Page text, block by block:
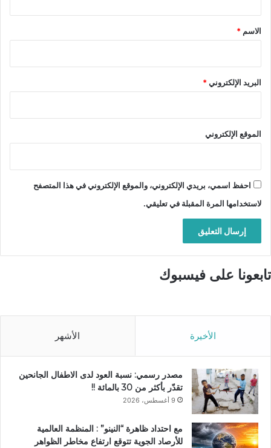
*
الاسم *
البريد الإلكتروني*
الموقع الإلكتروني
احفظ اسمي، بريدي الإلكتروني، والموقع الإلكتروني في هذا المتصفح
لاستخدامها المرة المقبلة في تعليقي.
تابعونا على فيسبوك
الأخيرة الأشهر
مصدر رسمي: نسبة العود لدى الاطفال الجانحين
تقدّر بأكثر من 30 بالمائة !!
9 أغسطس، 2026
مع احتداد ظاهرة “النينو” : المنظمة العالمية
للأرصاد الجوية تتوقع ارتفاع مخاطر الظواهر